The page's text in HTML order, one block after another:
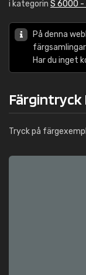
i kategorin S 6000 -
På denna
Har du inget
Färgintryck
Tryck på